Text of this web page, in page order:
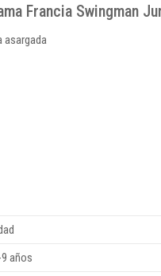
Francia Swingman
asargada
años